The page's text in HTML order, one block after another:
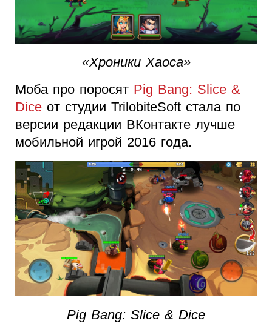
«Хроники Хаоса»
Моба про поросят Pig Bang: Slice &
Dice от студии TrilobiteSoft стала по
версии редакции ВКонтакте лучше
мобильной игрой 2016 года.
Pig Bang: Slice & Dice